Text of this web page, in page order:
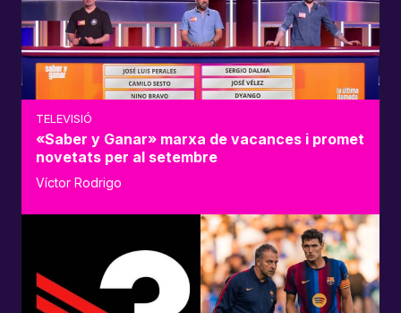
TELEVISIÓ
«Saber y Ganar» marxa de vacances i promet
novetats per al setembre
Víctor Rodrigo